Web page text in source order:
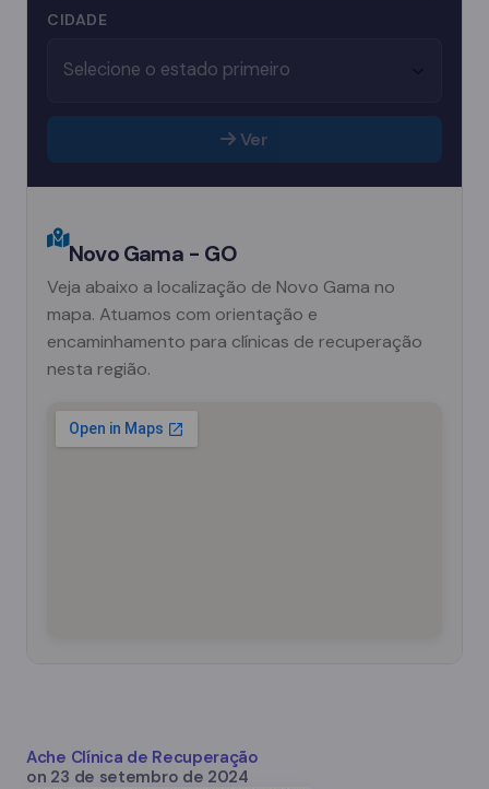
CIDADE
Ver
Novo Gama - GO
Veja abaixo a localização de Novo Gama no
mapa. Atuamos com orientação e
encaminhamento para clínicas de recuperação
nesta região.
Ache Clínica de Recuperação
on 23 de setembro de 2024